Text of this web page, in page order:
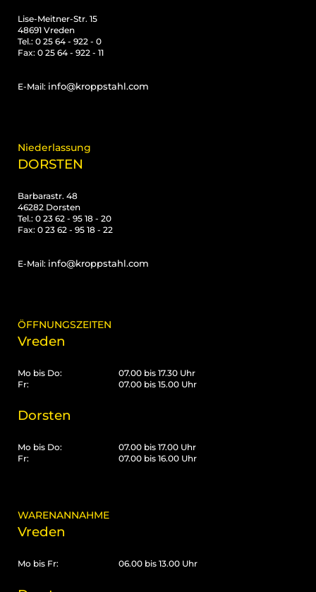
Lise-Meitner-Str. 15
48691 Vreden
Tel.: 0 25 64 - 922 - 0
Fax: 0 25 64 - 922 - 11
E-Mail: info@kroppstahl.com
Niederlassung
DORSTEN
Barbarastr. 48
46282 Dorsten
Tel.: 0 23 62 - 95 18 - 20
Fax: 0 23 62 - 95 18 - 22
E-Mail: info@kroppstahl.com
ÖFFNUNGSZEITEN
Vreden
Mo bis Do:
Fr:
07.00 bis 17.30 Uhr
07.00 bis 15.00 Uhr
Dorsten
Mo bis Do:
Fr:
07.00 bis 17.00 Uhr
07.00 bis 16.00 Uhr
WARENANNAHME
Vreden
Mo bis Fr: 06.00 bis 13.00 Uhr